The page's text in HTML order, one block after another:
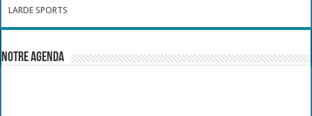
LARDE SPORTS
Notre Agenda